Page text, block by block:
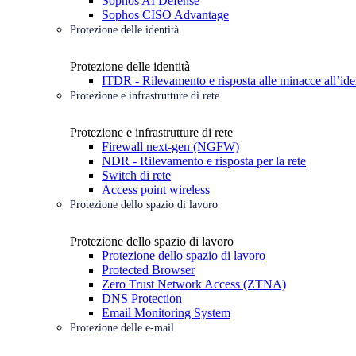
Sophos CISO Advantage
Protezione delle identità
Protezione delle identità
ITDR - Rilevamento e risposta alle minacce
Protezione e infrastrutture di rete
Protezione e infrastrutture di rete
Firewall next-gen (NGFW)
NDR - Rilevamento e risposta per la rete
Switch di rete
Access point wireless
Protezione dello spazio di lavoro
Protezione dello spazio di lavoro
Protezione dello spazio di lavoro
Protected Browser
Zero Trust Network Access (ZTNA)
DNS Protection
Email Monitoring System
Protezione delle e-mail